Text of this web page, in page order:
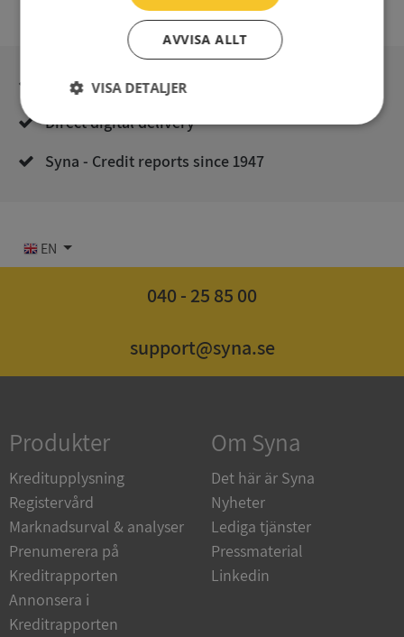
Secure payment with stripe
Direct digital delivery
Syna - Credit reports since 1947
EN
040 - 25 85 00
support@syna.se
Produkter
Kreditupplysning
Registervård
Marknadsurval & analyser
Prenumerera på
Kreditrapporten
Annonsera i
Kreditrapporten
Om Syna
Det här är Syna
Nyheter
Lediga tjänster
Pressmaterial
Linkedin
AVVISA ALLT
VISA DETALJER
Strikt
Prestanda Inriktning
Funktioner
Oklassificerade
användas ordentligt utan strikt nödvändiga cookies.
Namn
Leverantör
Domän
__RequestVerificationToken
Microsoft
Corporation
de.syna.se